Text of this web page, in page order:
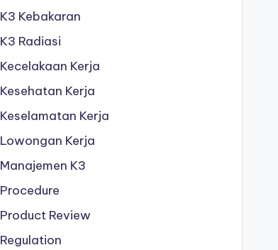
K3 Kebakaran
K3 Radiasi
Kecelakaan Kerja
Kesehatan Kerja
Keselamatan Kerja
Lowongan Kerja
Manajemen K3
Procedure
Product Review
Regulation